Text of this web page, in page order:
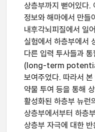
상층부까지 뻗어있
정보와 해마에서 만들
내후각뇌피질에서 일
실험에서 하층부에서
다른 입력 투사들과
(long-term
보여주었다. 따라서
약물 투여 등을 통해
활성화된 하층부 뉴런
상층부에서부터 하층
상층부 자극에 대한